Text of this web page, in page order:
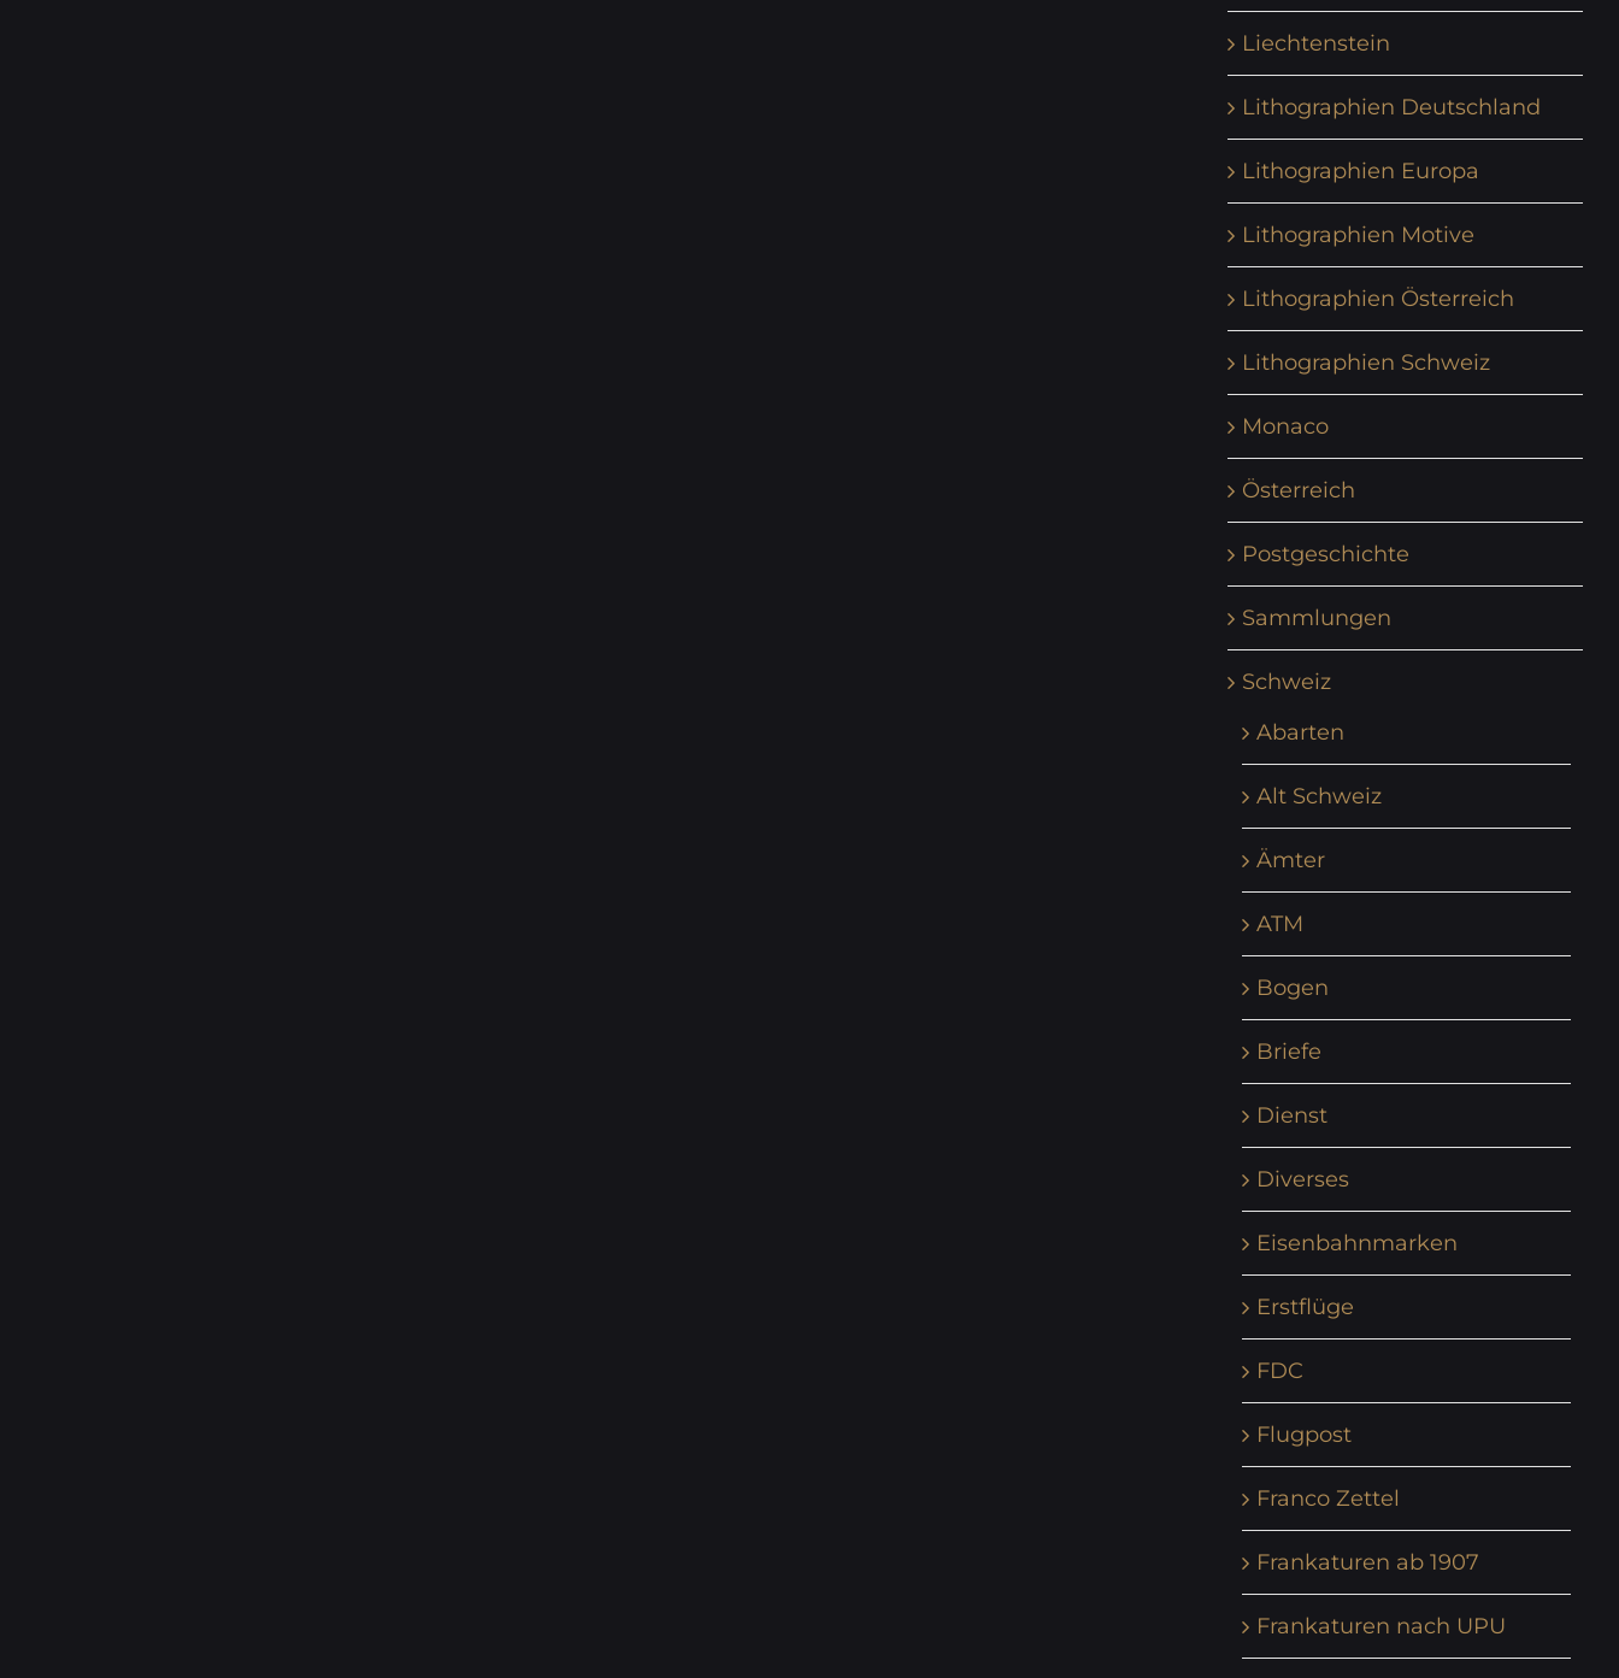
Liechtenstein
Lithographien Deutschland
Lithographien Europa
Lithographien Motive
Lithographien Österreich
Lithographien Schweiz
Monaco
Österreich
Postgeschichte
Sammlungen
Schweiz
Abarten
Alt Schweiz
Ämter
ATM
Bogen
Briefe
Dienst
Diverses
Eisenbahnmarken
Erstflüge
FDC
Flugpost
Franco Zettel
Frankaturen ab 1907
Frankaturen nach UPU